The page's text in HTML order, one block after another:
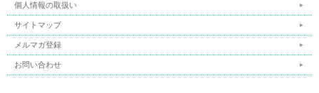
個人情報の取扱い
サイトマップ
メルマガ登録
お問い合わせ